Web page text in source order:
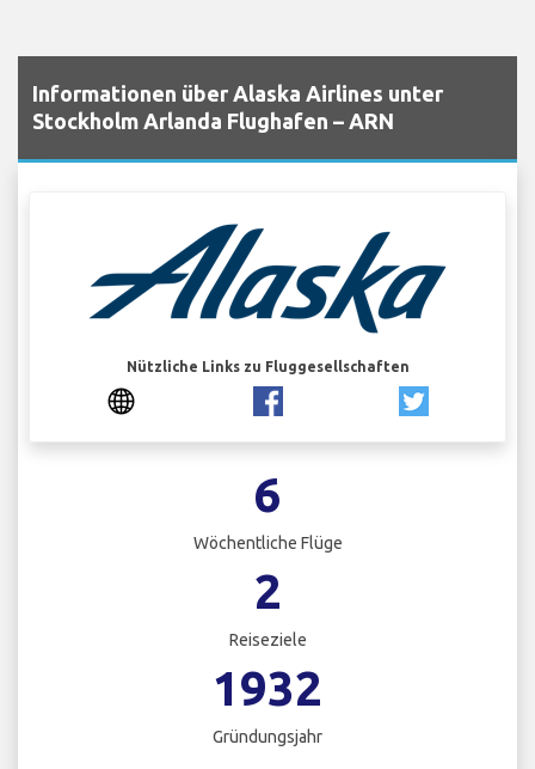
Informationen über Alaska Airlines unter
Stockholm Arlanda Flughafen – ARN
Nützliche Links zu Fluggesellschaften
6
Wöchentliche Flüge
2
Reiseziele
1932
Gründungsjahr